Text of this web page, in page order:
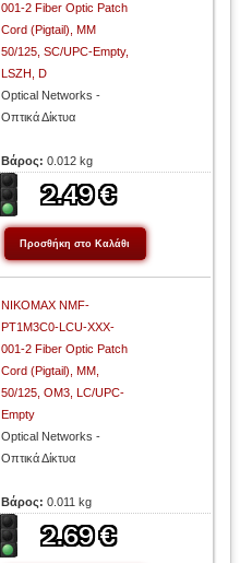
001-2 Fiber Optic Patch
Cord (Pigtail), MM
50/125, SC/UPC-Empty,
LSZH, D
Optical Networks -
Οπτικά Δίκτυα
Βάρος:0.012 kg
NIKOMAX NMF-
PT1M3C0-LCU-XXX-
001-2 Fiber Optic Patch
Cord (Pigtail), MM,
50/125, OM3, LC/UPC-
Empty
Optical Networks -
Οπτικά Δίκτυα
Βάρος:0.011 kg